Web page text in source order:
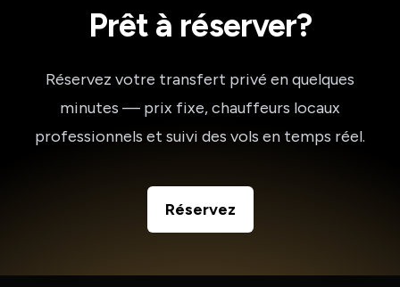
Prêt à réserver?
Réservez votre transfert privé en quelques
minutes — prix fixe, chauffeurs locaux
professionnels et suivi des vols en temps réel.
Réservez